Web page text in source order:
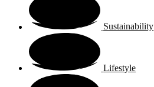
Sustainability
Lifestyle